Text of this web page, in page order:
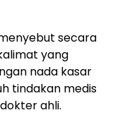
secara
yang
nada kasar
tindakan medis
ahli.